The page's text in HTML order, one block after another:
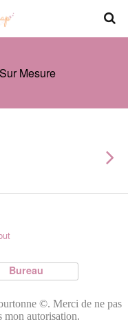
Mesure
Bureau
©. Merci de ne pas
mon autorisation.